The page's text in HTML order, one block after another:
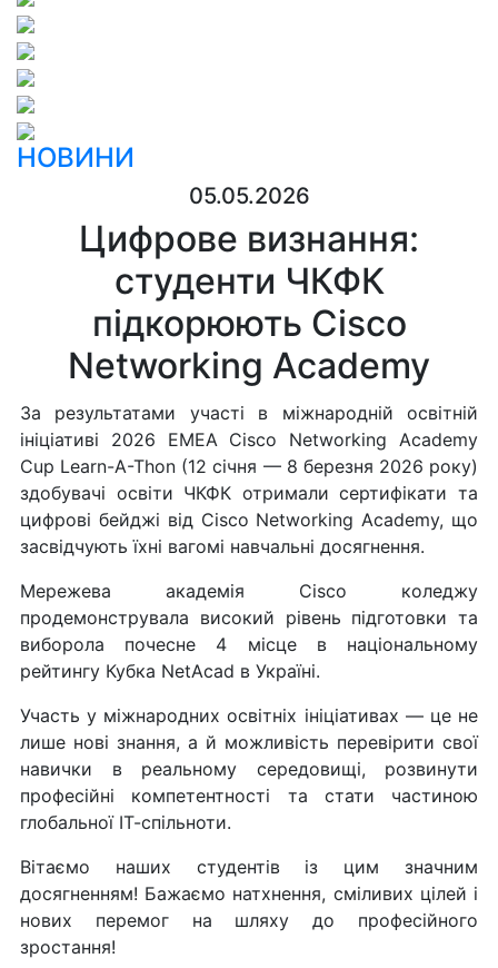
НОВИНИ
05.05.2026
Цифрове визнання:
студенти ЧКФК
підкорюють Cisco
Networking Academy
За результатами участі в міжнародній освітній
ініціативі 2026 EMEA Cisco Networking Academy
Cup Learn-A-Thon (12 січня — 8 березня 2026 року)
здобувачі освіти ЧКФК отримали сертифікати та
цифрові бейджі від Cisco Networking Academy, що
засвідчують їхні вагомі навчальні досягнення.
Мережева академія Cisco коледжу
продемонструвала високий рівень підготовки та
виборола почесне 4 місце в національному
рейтингу Кубка NetAcad в Україні.
Участь у міжнародних освітніх ініціативах — це не
лише нові знання, а й можливість перевірити свої
навички в реальному середовищі, розвинути
професійні компетентності та стати частиною
глобальної ІТ-спільноти.
Вітаємо наших студентів із цим значним
досягненням! Бажаємо натхнення, сміливих цілей і
нових перемог на шляху до професійного
зростання!